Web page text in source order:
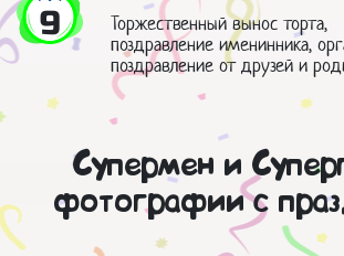
9
Торжественный вынос торта,
поздравление именинника,
поздравление от друзей и
Супермен и
фотографии с